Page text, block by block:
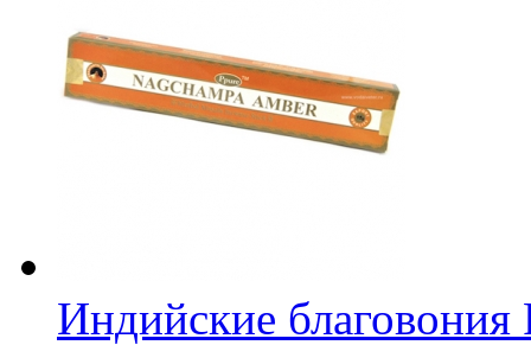
Индийские благовония